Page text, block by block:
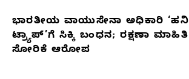
RELATED
ARTICLES
ಭಾರತೀಯ ವಾಯುಸೇನಾ ಅಧಿಕಾರಿ ‘ಹನಿ
ಟ್ರ್ಯಾಪ್’ಗೆ ಸಿಕ್ಕಿ ಬಂಧನ; ರಕ್ಷಣಾ ಮಾಹಿತಿ
ಸೋರಿಕೆ ಆರೋಪ